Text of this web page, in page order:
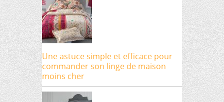
Une astuce simple et efficace pour
commander son linge de maison
moins cher